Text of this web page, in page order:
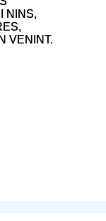
NINS,
VENINT.